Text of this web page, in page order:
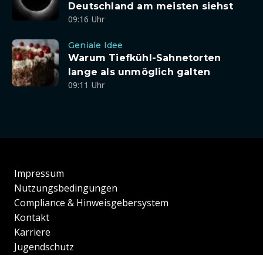
Deutschland am meisten siehst
09:16 Uhr
Geniale Idee
Warum Tiefkühl-Sahnetorten
lange als unmöglich galten
09:11 Uhr
Impressum
Nutzungsbedingungen
Compliance & Hinweisgebersystem
Kontakt
Karriere
Jugendschutz